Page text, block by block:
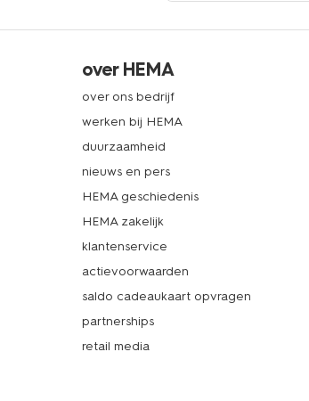
over HEMA
over ons bedrijf
werken bij HEMA
duurzaamheid
nieuws en pers
HEMA geschiedenis
HEMA zakelijk
klantenservice
actievoorwaarden
saldo cadeaukaart opvragen
partnerships
retail media